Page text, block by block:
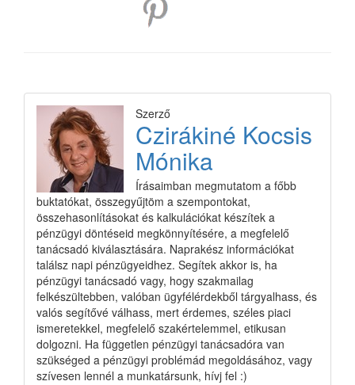
Szerző
Czirákiné Kocsis
Mónika
Írásaimban megmutatom a főbb
buktatókat, összegyűjtöm a szempontokat,
összehasonlításokat és kalkulációkat készítek a
pénzügyi döntéseid megkönnyítésére, a megfelelő
tanácsadó kiválasztására. Naprakész információkat
találsz napi pénzügyeidhez. Segítek akkor is, ha
pénzügyi tanácsadó vagy, hogy szakmailag
felkészültebben, valóban ügyfélérdekből tárgyalhass, és
valós segítővé válhass, mert érdemes, széles piaci
ismeretekkel, megfelelő szakértelemmel, etikusan
dolgozni. Ha független pénzügyi tanácsadóra van
szükséged a pénzügyi problémád megoldásához, vagy
szívesen lennél a munkatársunk, hívj fel :)